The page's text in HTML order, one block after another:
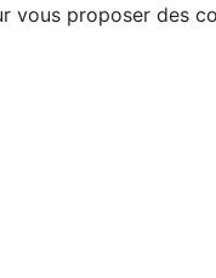
proposer des